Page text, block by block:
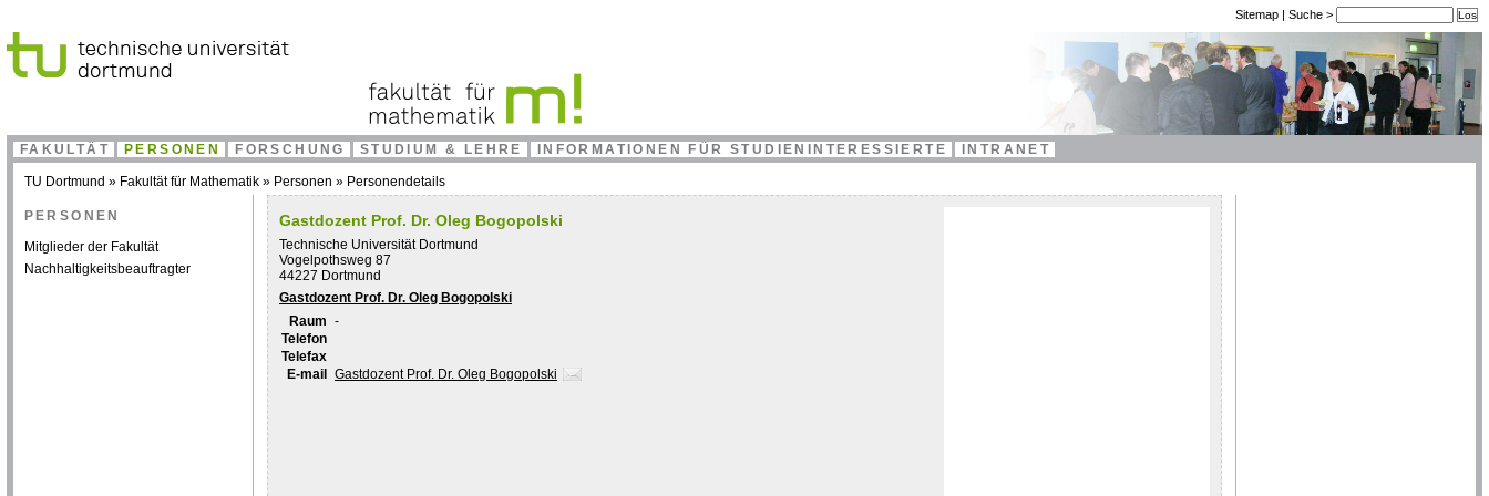
Sitemap |Suche>
FAKULTÄT PERSONEN FORSCHUNG STUDIUM & LEHRE INFORMATIONEN FÜR STUDIENINTERESSIERTE INTRANET
TU Dortmund » Fakultät für Mathematik » Personen » Personendetails
PERSONEN
Mitglieder der Fakultät
Nachhaltigkeitsbeauftragter
Gastdozent Prof. Dr. Oleg Bogopolski
Technische Universität Dortmund
Vogelpothsweg 87
44227 Dortmund
Gastdozent Prof. Dr. Oleg Bogopolski
Raum -
Telefon
Telefax
E-mail
Gastdozent Prof. Dr. Oleg Bogopolski